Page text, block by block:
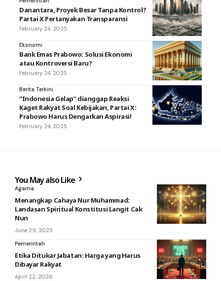
Danantara, Proyek Besar Tanpa Kontrol?
Partai X Pertanyakan Transparansi
February 24, 2025
Ekonomi
Bank Emas Prabowo: Solusi Ekonomi
atau Kontroversi Baru?
February 24, 2025
Berita Terkini
“Indonesia Gelap” dianggap Reaksi
Kaget Rakyat Soal Kebijakan, Partai X:
Prabowo Harus Dengarkan Aspirasi!
February 24, 2025
You May also Like
Agama
Menangkap Cahaya Nur Muhammad:
Landasan Spiritual Konstitusi Langit Cak
Nun
June 29, 2025
Pemerintah
Etika Ditukar Jabatan: Harga yang Harus
Dibayar Rakyat
April 22, 2026